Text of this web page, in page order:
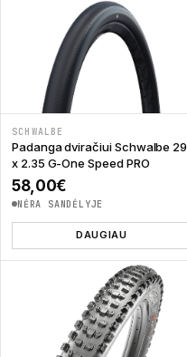
SCHWALBE
Padanga dviračiui Schwalbe 29
x 2.35 G-One Speed PRO
58,00€
NĖRA SANDĖLYJE
DAUGIAU